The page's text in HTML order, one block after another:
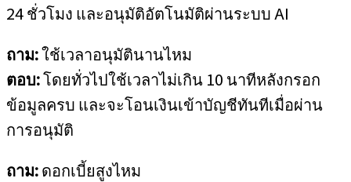
24 ชั่วโมง และอนุมัติอัตโนมัติผ่านระบบ AI
ถาม:ใช้เวลาอนุมัตินานไหม
ตอบ:โดยทั่วไปใช้เวลาไม่เกิน 10 นาทีหลังกรอก
ข้อมูลครบ และจะโอนเงินเข้าบัญชีทันทีเมื่อผ่าน
การอนุมัติ
ถาม:ดอกเบี้ยสูงไหม